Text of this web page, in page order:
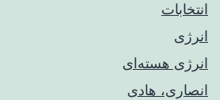
انتخابات
انرژی
انرژی هسته‌ای
انصاری، هادی